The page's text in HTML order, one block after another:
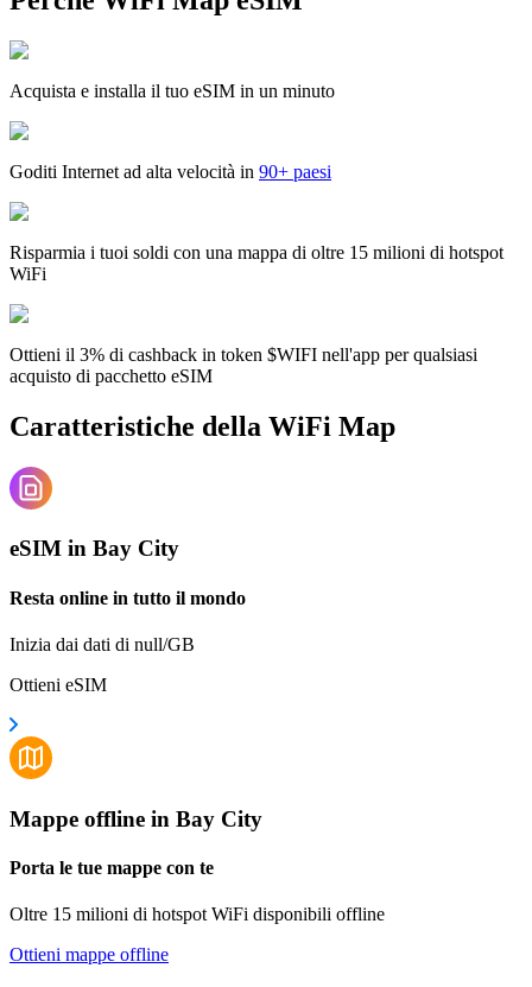
Acquista e installa il tuo eSIM in un minuto
Goditi Internet ad alta velocità in 90+ paesi
Risparmia i tuoi soldi con una mappa di oltre 15 milioni di hotspot
WiFi
Ottieni il 3% di cashback in token $WIFI nell'app per qualsiasi
acquisto di pacchetto eSIM
Caratteristiche della WiFi Map
eSIM in Bay City
Resta online in tutto il mondo
Inizia dai dati di null/GB
Ottieni eSIM
Mappe offline in Bay City
Porta le tue mappe con te
Oltre 15 milioni di hotspot WiFi disponibili offline
Ottieni mappe offline